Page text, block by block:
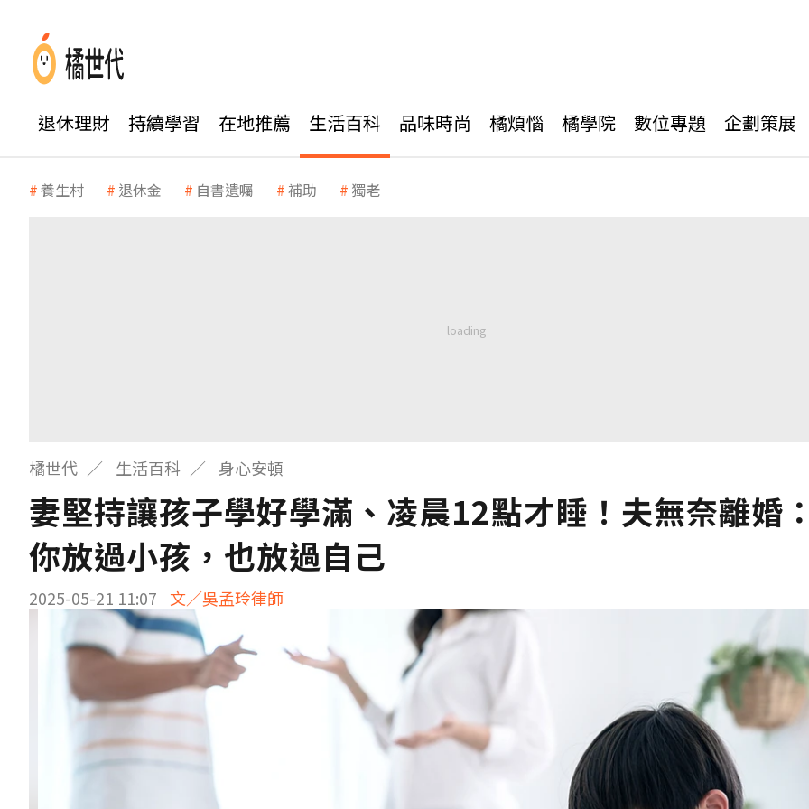
退休理財 持續學習 在地推薦 生活百科 品味時尚 橘煩惱 橘學院 數位專題 企劃策展
養生村 退休金 自書遺囑 補助 獨老
橘世代 生活百科 身心安頓
妻堅持讓孩子學好學滿、凌晨12點才睡！夫無奈離婚
你放過小孩，也放過自己
2025-05-21 11:07 文／吳孟玲律師